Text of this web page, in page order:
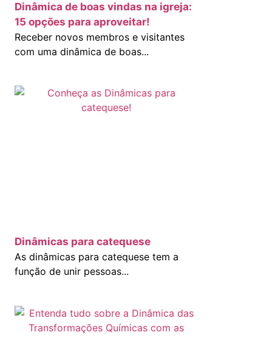
Dinâmica de boas vindas na igreja:
15 opções para aproveitar!
Receber novos membros e visitantes
com uma dinâmica de boas...
Dinâmicas para catequese
As dinâmicas para catequese tem a
função de unir pessoas...